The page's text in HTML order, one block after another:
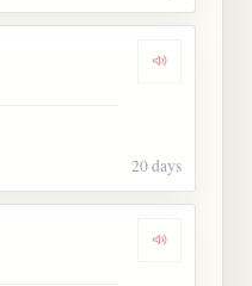
Dengarkan
20 days
Dengarkan